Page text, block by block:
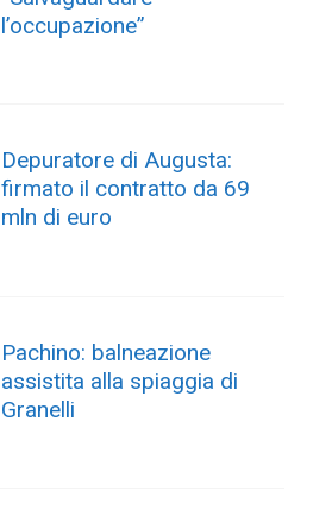
l’occupazione”
Depuratore di Augusta:
firmato il contratto da 69
mln di euro
Pachino: balneazione
assistita alla spiaggia di
Granelli